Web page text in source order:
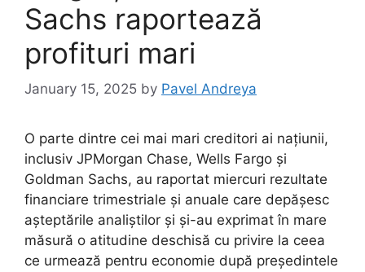
Sachs raportează
profituri mari
January 15, 2025 by Pavel Andreya
O parte dintre cei mai mari creditori ai națiunii,
inclusiv JPMorgan Chase, Wells Fargo și
Goldman Sachs, au raportat miercuri rezultate
financiare trimestriale și anuale care depășesc
așteptările analiștilor și și-au exprimat în mare
măsură o atitudine deschisă cu privire la ceea
ce urmează pentru economie după președintele